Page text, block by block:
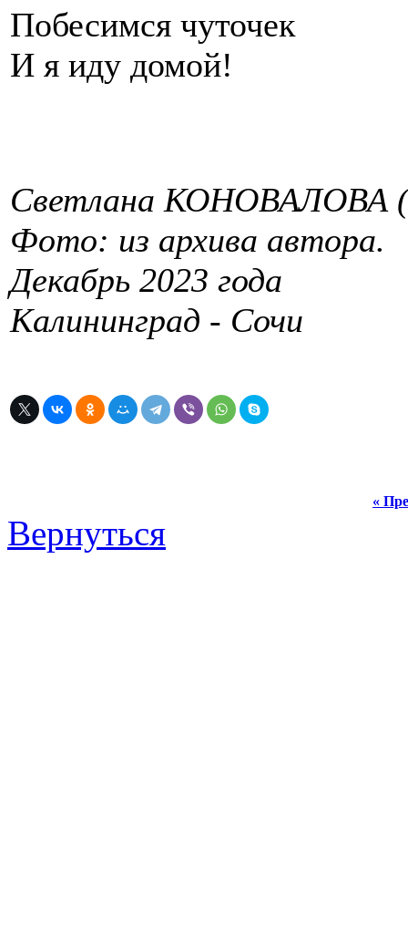
Побесимся чуточек
И я иду домой!
Светлана КОНОВАЛОВА
Фото: из архива автора.
Декабрь 2023 года
Калининград - Сочи
«
Вернуться